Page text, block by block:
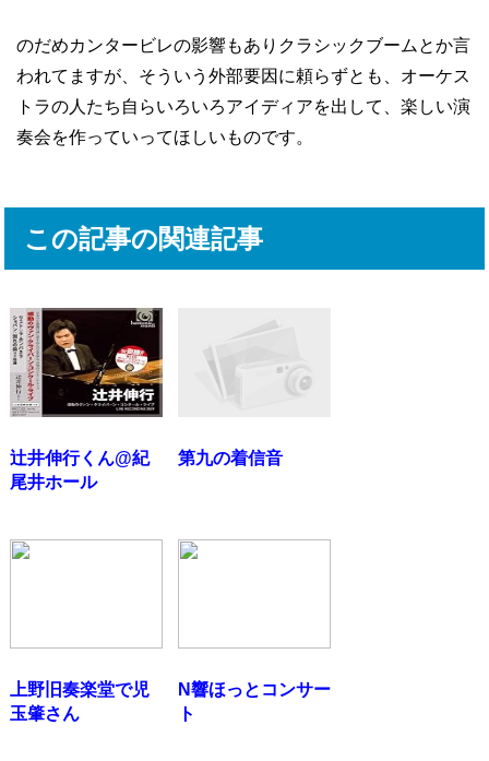
のだめカンタービレの影響もありクラシックブームとか言
われてますが、そういう外部要因に頼らずとも、オーケス
トラの人たち自らいろいろアイディアを出して、楽しい演
奏会を作っていってほしいものです。
この記事の関連記事
辻井伸行くん@紀
尾井ホール
第九の着信音
上野旧奏楽堂で児
玉肇さん
N響ほっとコンサー
ト